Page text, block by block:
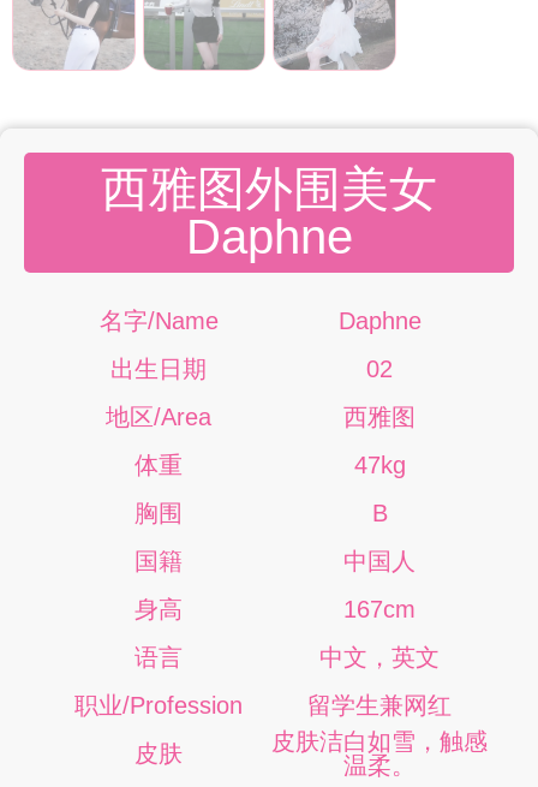
西雅图外围美女
Daphne
名字/Name
Daphne
出生日期
02
地区/Area
西雅图
体重
47kg
胸围
B
国籍
中国人
身高
167cm
语言
中文，英文
职业/Profession
留学生兼网红
皮肤
皮肤洁白如雪，触感
温柔。